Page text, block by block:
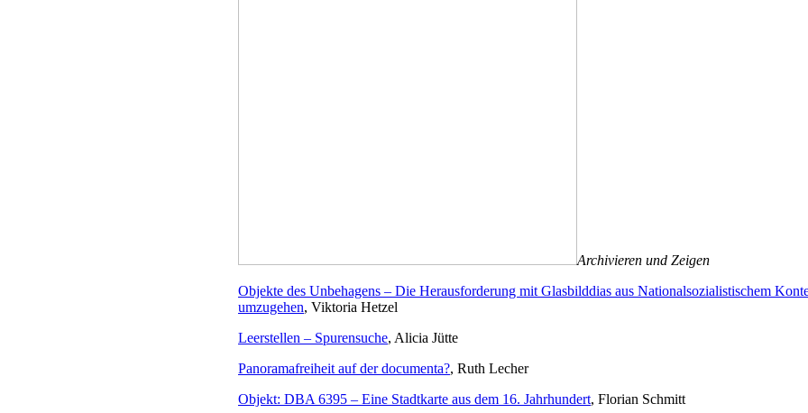
Archivieren und Zeigen
Objekte des Unbehagens – Die Herausforderung mit Glasbilddias aus Nationalsozialistischem
umzugehen, Viktoria Hetzel
Leerstellen – Spurensuche, Alicia Jütte
Panoramafreiheit auf der documenta?, Ruth Lecher
Objekt: DBA 6395 – Eine Stadtkarte aus dem 16. Jahrhundert, Florian Schmitt